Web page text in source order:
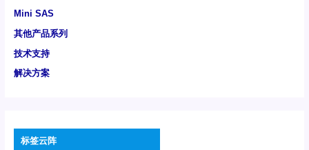
Mini SAS
其他产品系列
技术支持
解决方案
标签云阵